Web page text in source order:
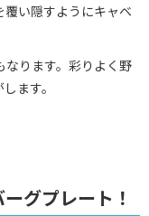
い隠すようにキャベ
ります。彩りよく野
ます。
グプレート！